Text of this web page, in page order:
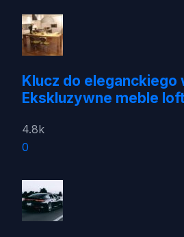
Klucz do eleganckiego
Ekskluzywne meble
4.8k
0